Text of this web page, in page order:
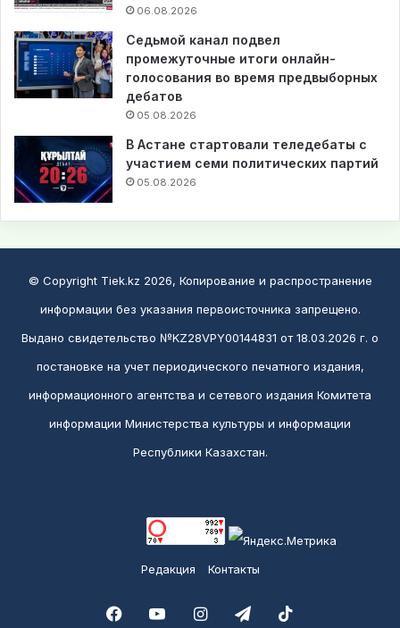
06.08.2026
Седьмой канал подвел
промежуточные итоги онлайн-
голосования во время предвыборных
дебатов
05.08.2026
В Астане стартовали теледебаты с
участием семи политических партий
05.08.2026
© Copyright Tiek.kz 2026, Копирование и распространение
информации без указания первоисточника запрещено.
Выдано свидетельство №KZ28VPY00144831 от 18.03.2026 г. о
постановке на учет периодического печатного издания,
информационного агентства и сетевого издания Комитета
информации Министерства культуры и информации
Республики Казахстан.
Редакция Контакты
FacebookYouTubeInstagramTelegram